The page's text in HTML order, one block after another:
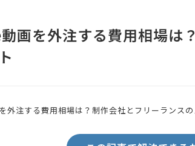
画を外注する費用相場は